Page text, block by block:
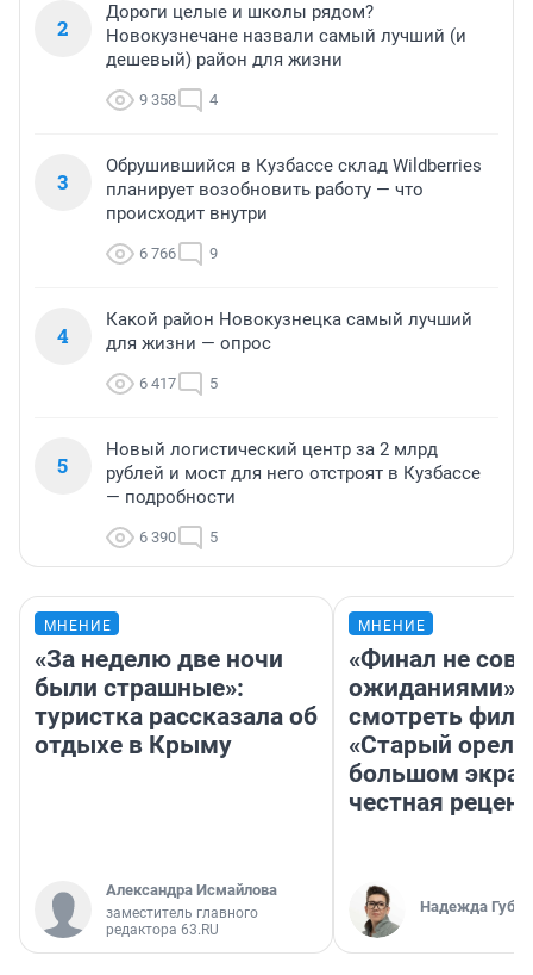
2
Дороги целые и школы рядом?
Новокузнечане назвали самый лучший (и
дешевый) район для жизни
9 358 4
3
Обрушившийся в Кузбассе склад Wildberries
планирует возобновить работу — что
происходит внутри
6 766 9
4
Какой район Новокузнецка самый лучший
для жизни — опрос
6 417 5
5
Новый логистический центр за 2 млрд
рублей и мост для него отстроят в Кузбассе
— подробности
6 390 5
МНЕНИЕ
«За неделю две ночи
были страшные»:
туристка рассказала об
отдыхе в Крыму
Александра Исмайлова
заместитель главного
редактора 63.RU
МНЕНИЕ
«Финал не
ожиданиями»:
смотреть
«Старый орел»
большом
честная
Надежда